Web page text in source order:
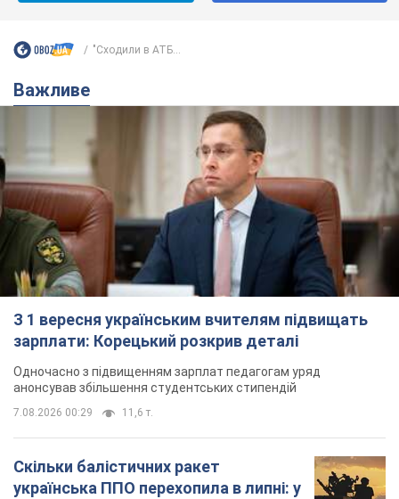
"Сходили в АТБ...
Важливе
З 1 вересня українським вчителям підвищать
зарплати: Корецький розкрив деталі
Одночасно з підвищенням зарплат педагогам уряд
анонсував збільшення студентських стипендій
7.08.2026 00:29 11,6 т.
Скільки балістичних ракет
українська ППО перехопила в липні: у